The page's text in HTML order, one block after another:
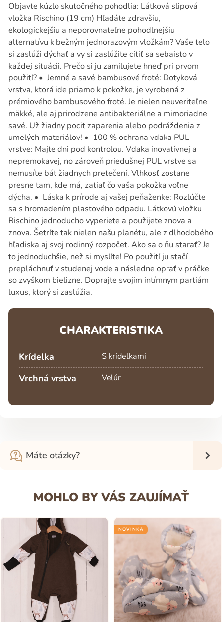
Objavte kúzlo skutočného pohodlia: Látková slipová
vložka Rischino (19 cm) Hľadáte zdravšiu,
ekologickejšiu a neporovnateľne pohodlnejšiu
alternatívu k bežným jednorazovým vložkám? Vaše telo
si zaslúži dýchať a vy si zaslúžite cítiť sa sebaisto v
každej situácii. Prečo si ju zamilujete hneď pri prvom
použití? • Jemné a savé bambusové froté: Dotyková
vrstva, ktorá ide priamo k pokožke, je vyrobená z
prémiového bambusového froté. Je nielen neuveriteľne
mäkké, ale aj prirodzene antibakteriálne a mimoriadne
savé. Už žiadny pocit zaparenia alebo podráždenia z
umelých materiálov! • 100 % ochrana vďaka PUL
vrstve: Majte dni pod kontrolou. Vďaka inovatívnej a
nepremokavej, no zároveň priedušnej PUL vrstve sa
nemusíte báť žiadnych pretečení. Vlhkosť zostane
presne tam, kde má, zatiaľ čo vaša pokožka voľne
dýcha. • Láska k prírode aj vašej peňaženke: Rozlúčte
sa s hromadením plastového odpadu. Látkovú vložku
Rischino jednoducho vyperiete a použijete znova a
znova. Šetríte tak nielen našu planétu, ale z dlhodobého
hľadiska aj svoj rodinný rozpočet. Ako sa o ňu starať? Je
to jednoduchšie, než si myslíte! Po použití ju stačí
prepláchnuť v studenej vode a následne oprať v práčke
so zvyškom bielizne. Doprajte svojim intímnym partiám
luxus, ktorý si zaslúžia.
CHARAKTERISTIKA
Krídelka S krídelkami
Vrchná vrstva Velúr
Máte otázky?
MOHLO BY VÁS ZAUJÍMAŤ
NOVINKA